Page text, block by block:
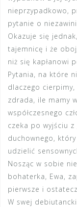
nieprzypadkowo,
pytanie o
Okazuje się
tajemnicę i że
niż się kapłanowi
Pytania, na które
dlaczego
zdrada, ile mamy
współczesnego
czeka po wyjściu z
duchownego,
udzielić
Nosząc w sobie
bohaterka, Ewa,
pierwsze i
W swej